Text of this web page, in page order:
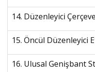
14. Düzenleyici
15. Öncül Düzenleyici
16. Ulusal Genişbant